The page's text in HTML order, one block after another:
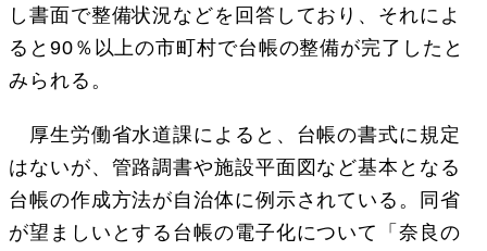
し書面で整備状況などを回答しており、それによ
ると90％以上の市町村で台帳の整備が完了したと
みられる。
厚生労働省水道課によると、台帳の書式に規定
はないが、管路調書や施設平面図など基本となる
台帳の作成方法が自治体に例示されている。同省
が望ましいとする台帳の電子化について「奈良の